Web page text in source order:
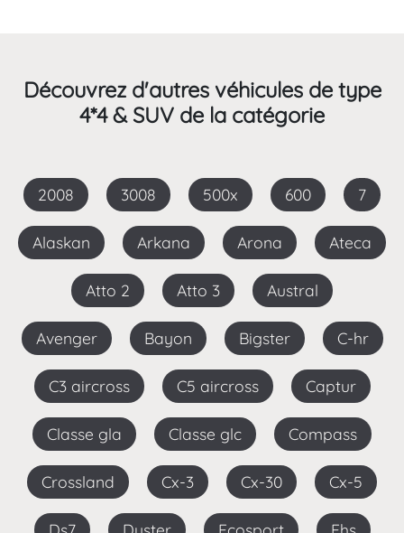
Découvrez d'autres véhicules de type
4*4 & SUV de la catégorie
2008 3008 500x 600 7
Alaskan Arkana Arona Ateca
Atto 2 Atto 3 Austral
Avenger Bayon Bigster C-hr
C3 aircross C5 aircross Captur
Classe gla Classe glc Compass
Crossland Cx-3 Cx-30 Cx-5